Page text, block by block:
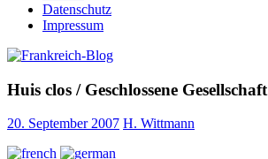
Datenschutz
Impressum
Huis clos / Geschlossene Gesellschaft
20. September 2007 H. Wittmann